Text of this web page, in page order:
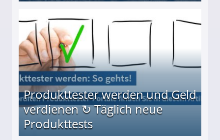
Produkttester werden und Geld
verdienen ↻ Täglich neue
Produkttests